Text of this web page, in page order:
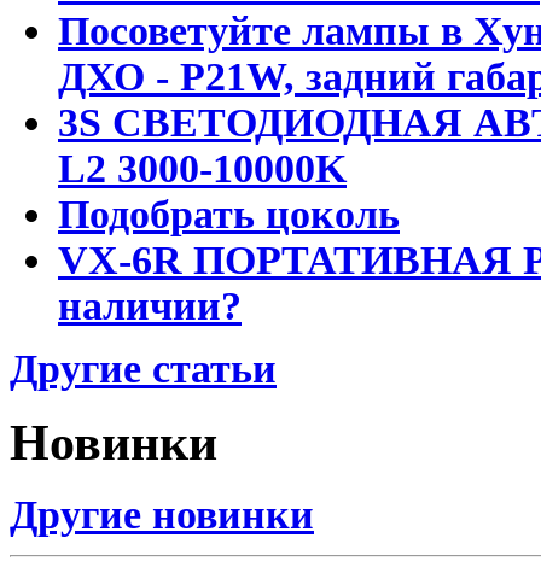
Посоветуйте лампы в
ДХО - P21W, задний
3S СВЕТОДИОДНАЯ
L2 3000-10000K
Подобрать цоколь
VX-6R ПОРТАТИВНАЯ
наличии?
Другие статьи
Новинки
Другие новинки